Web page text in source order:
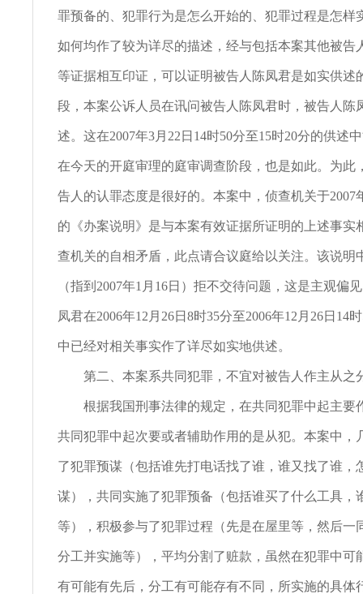
罪预备的、犯罪行为是怎么开始的、犯罪过程是怎样
如何均作了较为详尽的描述，经与包括本案其他被告
等证据相互印证，可以证明被告人陈凤君是如实供述
段，本案公诉人员在讯问被告人陈凤君时，被告人陈
述。这在2007年3月22日14时50分至15时20分的供述
在今天的开庭审理的庭审调查阶段，也是如此。为此
告人的认罪态度是很好的。本案中，侦查机关于2007
的《办案说明》是与本案有效证据所证明的上述事实
查机关的自相矛盾，此点请合议庭给以关注。该说明
（指到2007年1月16日）拒不交待问题，这是主观偏
凤君在2006年12月26日8时35分至2006年12月26日14
中已经对相关事实作了详尽如实地供述。
第二、本案系共同犯罪，不宜对被告人作主从之
根据我国刑事法律的规定，在共同犯罪中起主要
共同犯罪中起次要或者辅助作用的是从犯。本案中，
了犯罪预谋（包括谁先打电话找了谁，谁又找了谁，
谋），共同实施了犯罪预备（包括谁买了什么工具，
等），积极参与了犯罪过程（先是在屋里等，然后一
分工并实施等），平均分割了赃款，虽然在犯罪中可
有可能有先后，分工有可能存有不同，所实施的具体